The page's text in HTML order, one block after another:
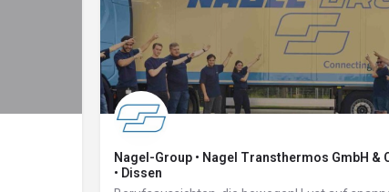
Nagel-Group • Nagel Transthermos GmbH &
• Dissen